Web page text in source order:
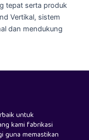
tepat serta produk
Vertikal, sistem
dan mendukung
untuk
kami fabrikasi
guna memastikan